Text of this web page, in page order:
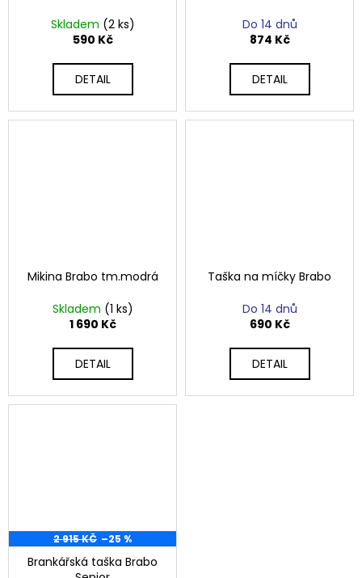
Skladem (2 ks)
590 Kč
DETAIL
Do 14 dnů
874 Kč
DETAIL
Mikina Brabo tm.modrá
Skladem (1 ks)
1 690 Kč
DETAIL
Taška na míčky Brabo
Do 14 dnů
690 Kč
DETAIL
2 915 KČ –25 %
Brankářská taška Brabo